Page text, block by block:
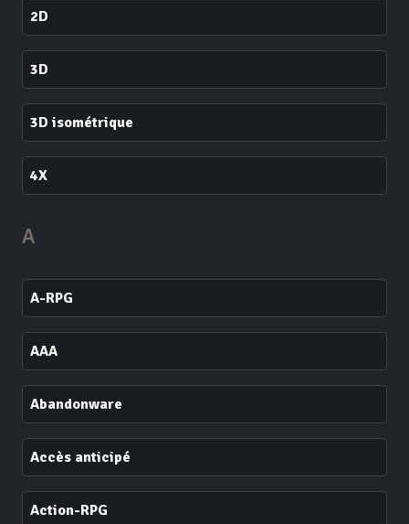
2D
3D
3D isométrique
4X
A
A-RPG
AAA
Abandonware
Accès anticipé
Action-RPG